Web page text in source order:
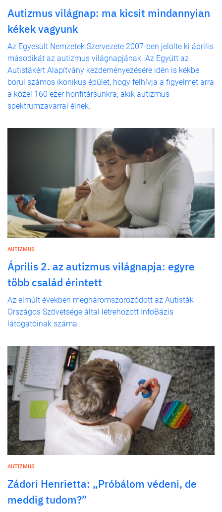
Autizmus világnap: ma kicsit mindannyian
kékek vagyunk
Az Egyesült Nemzetek Szervezete 2007-ben jelölte ki április
másodikát az autizmus világnapjának. Az Együtt az
Autistákért Alapítvány kezdeményezésére idén is kékbe
borul számos ikonikus épület, hogy felhívja a figyelmet arra
a közel 160 ezer honfitársunkra, akik autizmus
spektrumzavarral élnek.
AUTIZMUS
Április 2. az autizmus világnapja: egyre
több család érintett
Az elmúlt években megháromszorozódott az Autisták
Országos Szövetsége által létrehozott InfoBázis
látogatóinak száma.
AUTIZMUS
Zádori Henrietta: „Próbálom védeni, de
meddig tudom?”